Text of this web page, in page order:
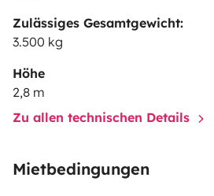
Zulässiges Gesamtgewicht:
3.500 kg
Höhe
2,8 m
Zu allen technischen Details
Mietbedingungen